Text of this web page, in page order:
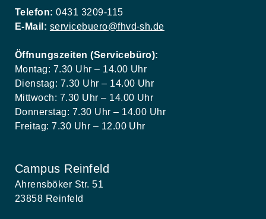
Telefon: 0431 3209-115
E-Mail: servicebuero@fhvd-sh.de
Öffnungszeiten (Servicebüro):
Montag: 7.30 Uhr – 14.00 Uhr
Dienstag: 7.30 Uhr – 14.00 Uhr
Mittwoch: 7.30 Uhr – 14.00 Uhr
Donnerstag: 7.30 Uhr – 14.00 Uhr
Freitag: 7.30 Uhr – 12.00 Uhr
Campus Reinfeld
Ahrensböker Str. 51
23858 Reinfeld